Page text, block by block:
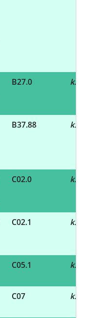
B27.0 k.A.
B37.88 k.A.
C02.0 k.A.
C02.1 k.A.
C05.1 k.A.
C07 k.A.